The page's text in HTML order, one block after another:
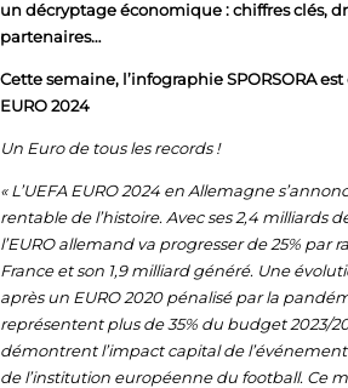
un décryptage économique : chiffres clés,
partenaires…
Cette semaine, l’infographie SPORSORA est
EURO 2024
Un Euro de tous les records !
« L’UEFA EURO 2024 en Allemagne
rentable de l’histoire. Avec ses 2,4 milliards
l’EURO allemand va progresser de 25% par
France et son 1,9 milliard généré. Une
après un EURO 2020 pénalisé par la
représentent plus de 35% du budget 2023/
démontrent l’impact capital de
de l’institution européenne du football. Ce